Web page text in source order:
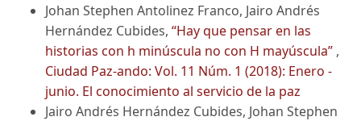
Johan Stephen Antolinez Franco, Jairo Andrés
Hernández Cubides, “Hay que pensar en las
historias con h minúscula no con H mayúscula” ,
Ciudad Paz-ando: Vol. 11 Núm. 1 (2018): Enero -
junio. El conocimiento al servicio de la paz
Jairo Andrés Hernández Cubides, Johan Stephen